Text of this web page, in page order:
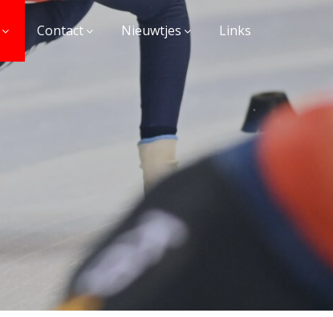
Contact Nieuwtjes Links